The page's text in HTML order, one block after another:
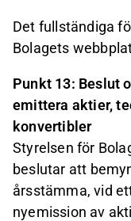
Det fullständiga
Bolagets
Punkt 13: Beslut
emittera aktier,
konvertibler
Styrelsen för
beslutar att
årsstämma, vid
nyemission av